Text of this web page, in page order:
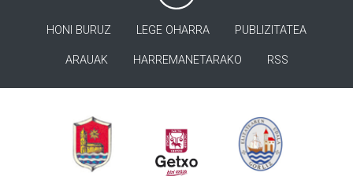
HONI BURUZ LEGE OHARRA PUBLIZITATEA
ARAUAK HARREMANETARAKO RSS